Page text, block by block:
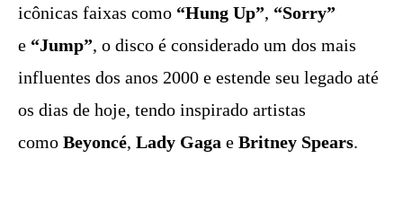
icônicas faixas como “Hung Up”, “Sorry”
e “Jump”, o disco é considerado um dos mais
influentes dos anos 2000 e estende seu legado até
os dias de hoje, tendo inspirado artistas
como Beyoncé, Lady Gaga e Britney Spears.